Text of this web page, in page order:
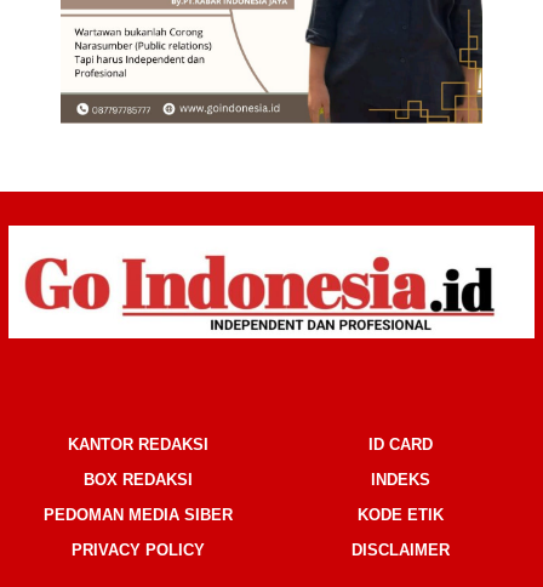
KANTOR REDAKSI
ID CARD
BOX REDAKSI
INDEKS
PEDOMAN MEDIA SIBER
KODE ETIK
PRIVACY POLICY
DISCLAIMER